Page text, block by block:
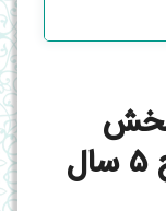
بخش
ششم (فایل ۲4 از سطح ۵ سال